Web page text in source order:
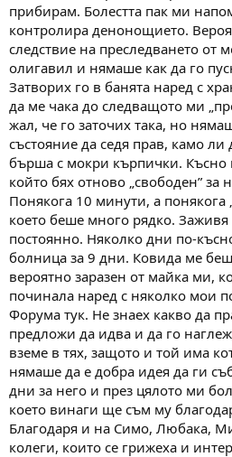
прибирам. Болестта пак ми
контролира денонощието.
следствие на преследването от
олигавил и нямаше как да го
Затворих го в банята наред с
да ме чака до следващото ми
жал, че го заточих така, но
състояние да седя прав, камо
бърша с мокри кърпички. Късно
който бях отново „свободен” за
Понякога 10 минути, а понякога
което беше много рядко.
постоянно. Няколко дни по-
болница за 9 дни. Ковида ме
вероятно заразен от майка ми,
починала наред с няколко мои
Форума тук. Не знаех какво да
предложи да идва и да го
вземе в тях, защото и той има
нямаше да е добра идея да ги
дни за него и през цялото ми
което винаги ще съм му
Благодаря и на Симо, Любака,
колеги, които се грижеха и